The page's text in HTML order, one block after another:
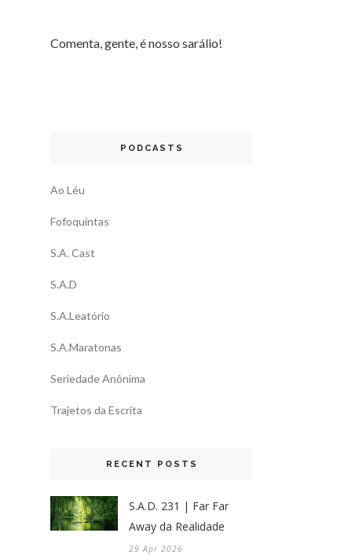
Comenta, gente, é nosso sarálio!
PODCASTS
Ao Léu
Fofoquintas
S.A. Cast
S.A.D
S.A.Leatório
S.A.Maratonas
Seriedade Anônima
Trajetos da Escrita
RECENT POSTS
S.A.D. 231 | Far Far
Away da Realidade
29 Apr 2026